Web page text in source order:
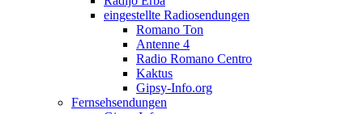
eingestellte Radiosendungen
Romano Ton
Antenne 4
Radio Romano Centro
Kaktus
Gipsy-Info.org
Fernsehsendungen